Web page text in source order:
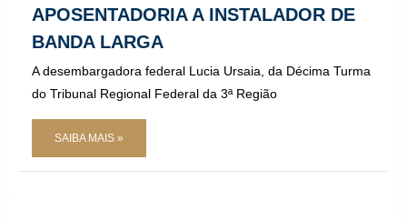
APOSENTADORIA A INSTALADOR DE
BANDA LARGA
A desembargadora federal Lucia Ursaia, da Décima Turma
do Tribunal Regional Federal da 3ª Região
SAIBA MAIS »